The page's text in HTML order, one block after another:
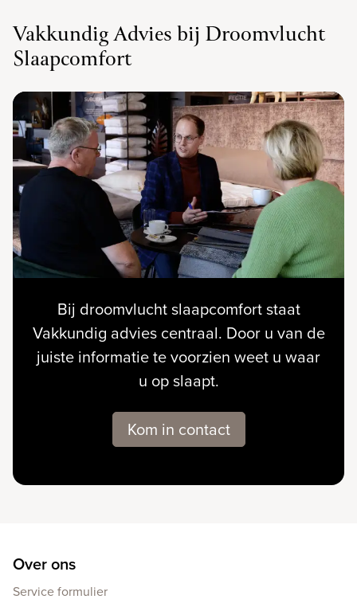
Vakkundig Advies bij Droomvlucht
Slaapcomfort
Bij droomvlucht slaapcomfort staat
Vakkundig advies centraal. Door u van de
juiste informatie te voorzien weet u waar
u op slaapt.
Kom in contact
Over ons
Service formulier